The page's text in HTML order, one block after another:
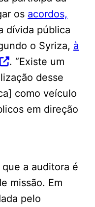
os acordos,
dívida pública
o Syriza, à
. “Existe um
desse
como veículo
em direção
a auditora é
missão. Em
pelo